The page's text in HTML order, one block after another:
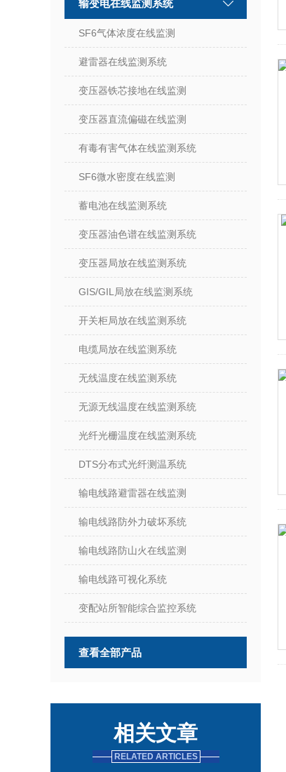
输变电在线监测系统
SF6气体浓度在线监测
避雷器在线监测系统
变压器铁芯接地在线监测
变压器直流偏磁在线监测
有毒有害气体在线监测系统
SF6微水密度在线监测
蓄电池在线监测系统
变压器油色谱在线监测系统
变压器局放在线监测系统
GIS/GIL局放在线监测系统
开关柜局放在线监测系统
电缆局放在线监测系统
无线温度在线监测系统
无源无线温度在线监测系统
光纤光栅温度在线监测系统
DTS分布式光纤测温系统
输电线路避雷器在线监测
输电线路防外力破坏系统
输电线路防山火在线监测
输电线路可视化系统
变配站所智能综合监控系统
查看全部产品
相关文章
RELATED ARTICLES